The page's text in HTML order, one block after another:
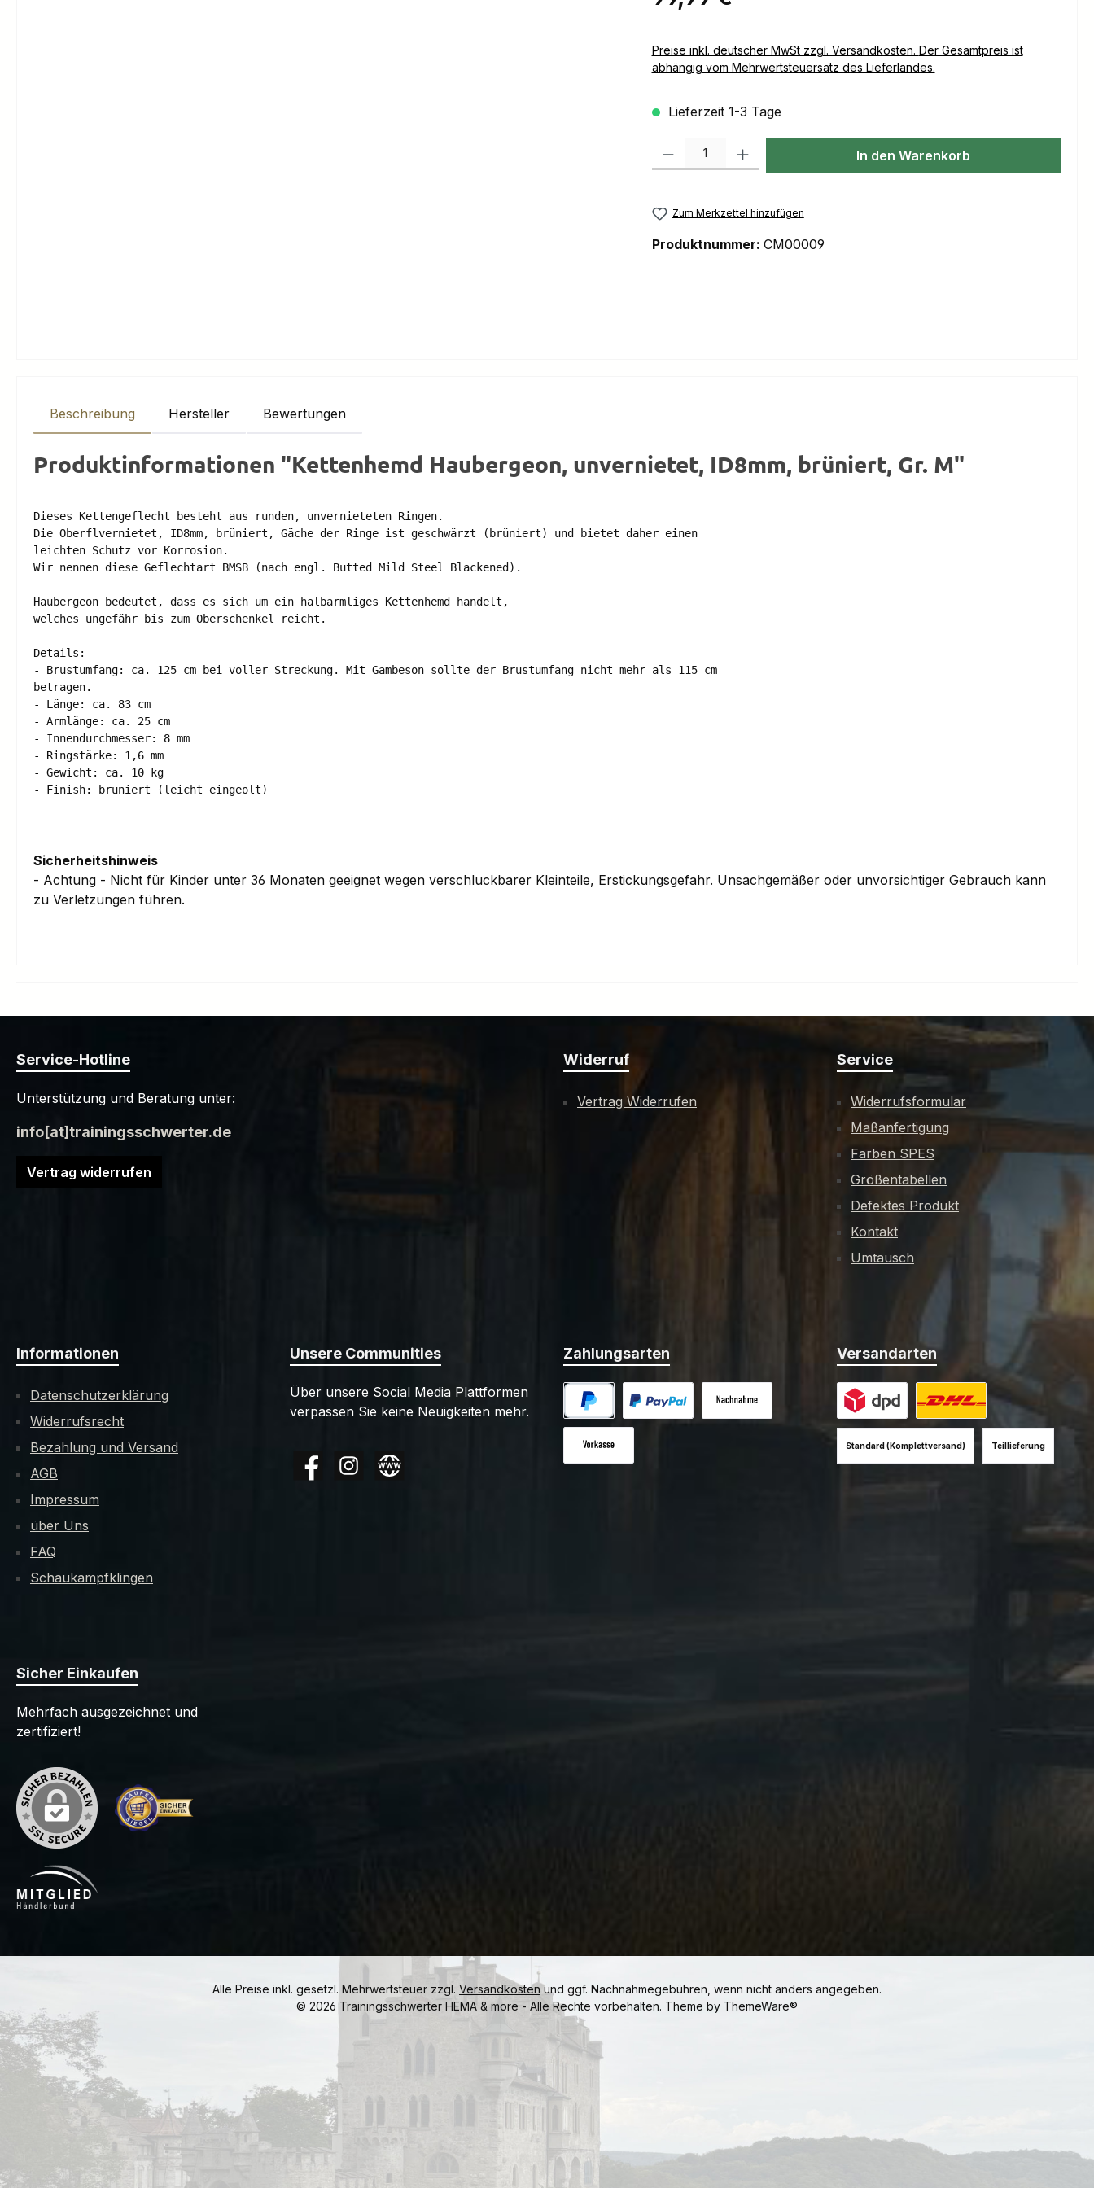
Preise inkl. deutscher MwSt zzgl. Versandkosten. Der Gesamtpreis ist
abhängig vom Mehrwertsteuersatz des Lieferlandes.
Lieferzeit 1-3 Tage
Produkt Anzahl: Gib den gewünschten Wert ein oder benutze die Schaltflächen
In den Warenkorb
Zum Merkzettel hinzufügen
Produktnummer: CM00009
Beschreibung Hersteller Bewertungen
Produktinformationen "Kettenhemd Haubergeon, unvernietet, ID8mm, brüniert, Gr. M"
Dieses Kettengeflecht besteht aus runden, unvernieteten Ringen.
Die Oberflvernietet, ID8mm, brüniert, Gäche der Ringe ist geschwärzt (brüniert) und bietet daher einen
leichten Schutz vor Korrosion.
Wir nennen diese Geflechtart BMSB (nach engl. Butted Mild Steel Blackened).
Haubergeon bedeutet, dass es sich um ein halbärmliges Kettenhemd handelt,
welches ungefähr bis zum Oberschenkel reicht.
Details:
- Brustumfang: ca. 125 cm bei voller Streckung. Mit Gambeson sollte der Brustumfang nicht mehr als 115 cm
betragen.
- Länge: ca. 83 cm
- Armlänge: ca. 25 cm
- Innendurchmesser: 8 mm
- Ringstärke: 1,6 mm
- Gewicht: ca. 10 kg
Sicherheitshinweis
- Achtung - Nicht für Kinder unter 36 Monaten geeignet wegen verschluckbarer Kleinteile, Erstickungsgefahr. Unsachgemäßer oder unvorsichtiger Gebrauch kann
zu Verletzungen führen.
Service-Hotline
Unterstützung und Beratung unter:
info[at]trainingsschwerter.de
Vertrag widerrufen
Widerruf
Vertrag Widerrufen
Service
Widerrufsformular
Maßanfertigung
Farben SPES
Größentabellen
Defektes Produkt
Kontakt
Umtausch
Informationen
Datenschutzerklärung
Widerrufsrecht
Bezahlung und Versand
AGB
Impressum
über Uns
FAQ
Schaukampfklingen
Unsere Communities
Über unsere Social Media Plattformen
verpassen Sie keine Neuigkeiten mehr.
FacebookInstagramWebsite
Zahlungsarten
PayPal Nachnahme (+12EUR)
Benutzerdefiniertes Bild 1
Versandarten
Standard (Komplettversand) Teillieferung
Benutzerdefiniertes Bild 1Benutzerdefiniertes Bild 2
Sicher Einkaufen
Mehrfach ausgezeichnet und
zertifiziert!
Alle Preise inkl. gesetzl. Mehrwertsteuer zzgl. Versandkosten und ggf. Nachnahmegebühren, wenn nicht anders angegeben.
© 2026 Trainingsschwerter HEMA & more - Alle Rechte vorbehalten. Theme by ThemeWare®